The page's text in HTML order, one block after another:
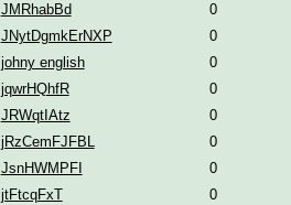
JMRhabBd
0
JNytDgmkErNXP
0
johny english
0
jqwrHQhfR
0
JRWqtIAtz
0
jRzCemFJFBL
0
JsnHWMPFI
0
jtFtcqFxT
0